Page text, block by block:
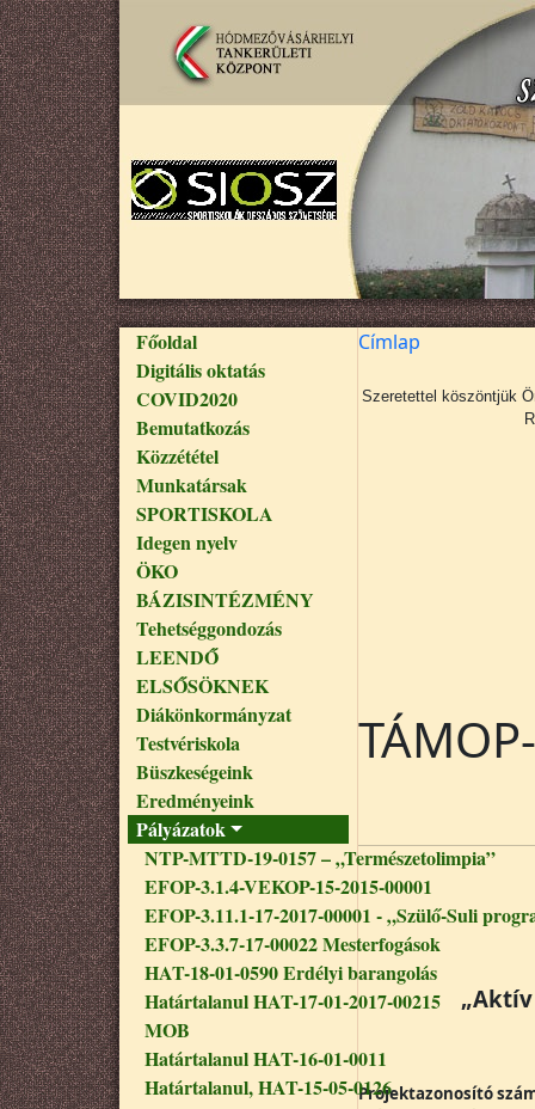
Ugrás a tartalomra
Fő navigáció
Főoldal
Digitális oktatás
COVID2020
Bemutatkozás
Közzététel
Munkatársak
SPORTISKOLA
Idegen nyelv
ÖKO
BÁZISINTÉZMÉNY
Tehetséggondozás
LEENDŐ
ELSŐSÖKNEK
Diákönkormányzat
Testvériskola
Büszkeségeink
Eredményeink
Pályázatok
NTP-MTTD-19-0157 – „Természetolimpia”
EFOP-3.1.4-VEKOP-15-2015-00001
EFOP-3.11.1-17-2017-00001 - „Szülő-Suli
EFOP-3.3.7-17-00022 Mesterfogások
HAT-18-01-0590 Erdélyi barangolás
Határtalanul HAT-17-01-2017-00215
MOB
Határtalanul HAT-16-01-0011
Határtalanul, HAT-15-05-0126
Címlap
Szeretettel köszöntjük
Projektazonosító